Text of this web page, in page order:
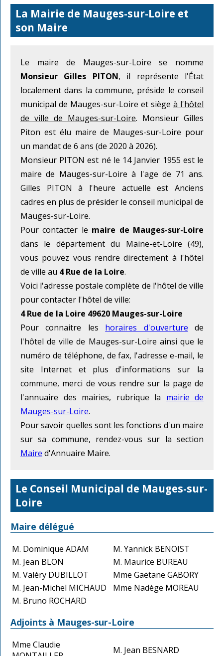
La Mairie de Mauges-sur-Loire et
son Maire
Le maire de Mauges-sur-Loire se nomme
Monsieur Gilles PITON, il représente l'État
localement dans la commune, préside le conseil
municipal de Mauges-sur-Loire et siège à l'hôtel
de ville de Mauges-sur-Loire. Monsieur Gilles
Piton est élu maire de Mauges-sur-Loire pour
un mandat de 6 ans (de 2020 à 2026).
Monsieur PITON est né le 14 Janvier 1955 est le
maire de Mauges-sur-Loire à l'age de 71 ans.
Gilles PITON à l'heure actuelle est Anciens
cadres en plus de présider le conseil municipal de
Mauges-sur-Loire.
Pour contacter le maire de Mauges-sur-Loire
dans le département du Maine-et-Loire (49),
vous pouvez vous rendre directement à l'hôtel
de ville au 4 Rue de la Loire.
Voici l'adresse postale complète de l'hôtel de ville
pour contacter l'hôtel de ville:
4 Rue de la Loire 49620 Mauges-sur-Loire
Pour connaitre les horaires d'ouverture de
l'hôtel de ville de Mauges-sur-Loire ainsi que le
numéro de téléphone, de fax, l'adresse e-mail, le
site Internet et plus d'informations sur la
commune, merci de vous rendre sur la page de
l'annuaire des mairies, rubrique la mairie de
Mauges-sur-Loire.
Pour savoir quelles sont les fonctions d'un maire
sur sa commune, rendez-vous sur la section
Maire d'Annuaire Maire.
Le Conseil Municipal de Mauges-sur-
Loire
Maire délégué
M. Dominique ADAM
M. Yannick BENOIST
M. Jean BLON
M. Maurice BUREAU
M. Valéry DUBILLOT
Mme Gaëtane GABORY
M. Jean-Michel MICHAUD
Mme Nadège MOREAU
M. Bruno ROCHARD
Adjoints à Mauges-sur-Loire
Mme Claudie
M. Jean BESNARD